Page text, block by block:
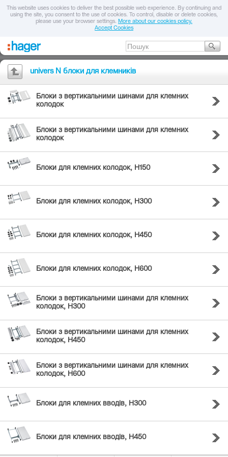
This website uses cookies to deliver the best possible web experience. By continuing and
using the site, you consent to the use of cookies. To control, disable or delete cookies,
please use your browser settings. More about our cookies policy.
Accept Cookies
univers N блоки для клемників
Блоки з вертикальними шинами для клемних
колодок
Блоки з вертикальними шинами для клемних
колодок
Блоки для клемних колодок, H150
Блоки для клемних колодок, H300
Блоки для клемних колодок, H450
Блоки для клемних колодок, H600
Блоки з вертикальними шинами для клемних
колодок, H300
Блоки з вертикальними шинами для клемних
колодок, H450
Блоки з вертикальними шинами для клемних
колодок, H600
Блоки для клемних вводів, H300
Блоки для клемних вводів, H450